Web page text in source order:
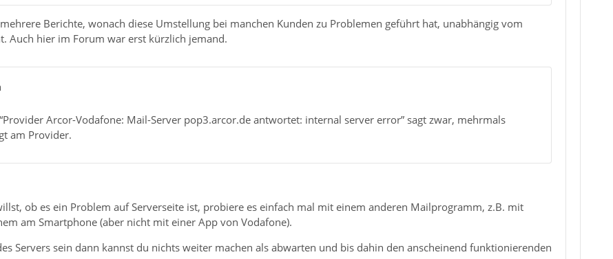
Berichte, wonach diese Umstellung bei manchen Kunden zu Problemen geführt hat, unabhängig vom
Auch hier im Forum war erst kürzlich jemand.
Arcor-Vodafone: Mail-Server pop3.arcor.de antwortet: internal server error” sagt zwar, mehrmals
am Provider.
ob es ein Problem auf Serverseite ist, probiere es einfach mal mit einem anderen Mailprogramm, z.B. mit
am Smartphone (aber nicht mit einer App von Vodafone).
Servers sein dann kannst du nichts weiter machen als abwarten und bis dahin den anscheinend funktionierenden